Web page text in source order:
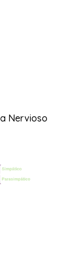
Nervioso